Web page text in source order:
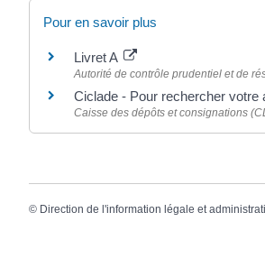
Pour en savoir plus
Livret A
Autorité de contrôle prudentiel et de
Ciclade - Pour rechercher votre
Caisse des dépôts et consignations
© Direction de l'information légale et